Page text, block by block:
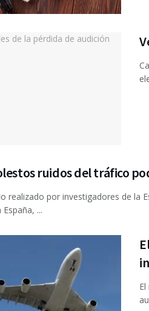
ruidos del tráfico
realizado por investigadores de la
España, ...